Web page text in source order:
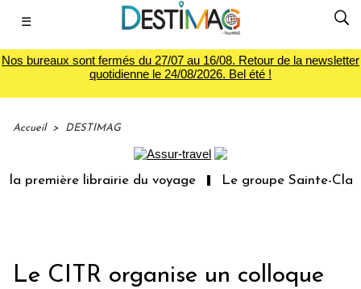
☰
Nos bureaux sont fermés du 27/07 au 16/08. Retour de la newsletter
quotidienne le 24/08/2026. Bel été !
Accueil > DESTIMAG
première librairie du voyage Le groupe Sainte-
Le CITR organise un colloque